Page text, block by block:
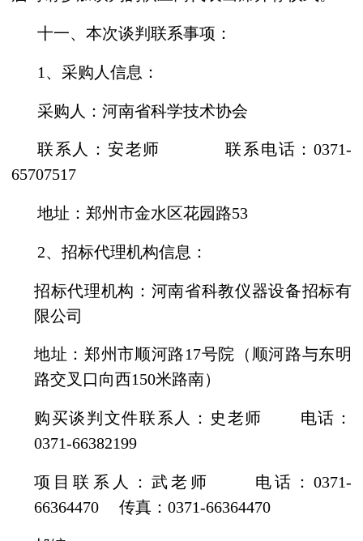
十一、本次谈判联系事项：
1、采购人信息：
采购人： 河南省科学技术协会
联系人：安老师 联系电话：0371-
65707517
地址：郑州市金水区花园路53
2、 招标代理机构信息：
招标代理机构：河南省科教仪器设备招标有
限公司
地址：郑州市顺河路17号院（顺河路与东明
路交叉口向西150米路南）
购买谈判文件联系人： 史 老师
电话：
0371-66382199
项目联系人：武老师 电话： 0371-
66364470 传真：0371-66364470